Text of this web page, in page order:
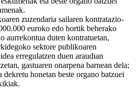
zuzendaria sailaren kontratazio-
euroko edo hortik beherako
aurrekontua duten kontratuetan,
sektore publikoaren
erregulatzen duen araudian
gastuaren onarpena barnean dela;
dekretu honetan beste organo batzuei